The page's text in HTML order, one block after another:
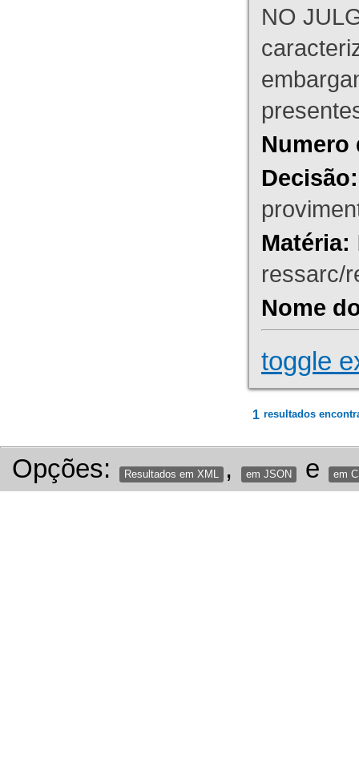
NO
Numero
Decisão:
Matéria:
ressarc/
Nome
toggle
1 resultados
Opções: Resultados em XML , em JSON e em